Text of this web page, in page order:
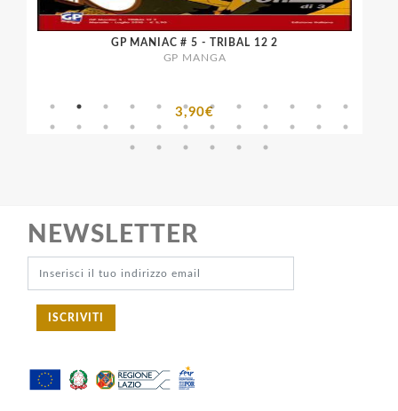
GP MANIAC # 5 - TRIBAL 12 2
GP MANGA
3,90€
NEWSLETTER
ISCRIVITI